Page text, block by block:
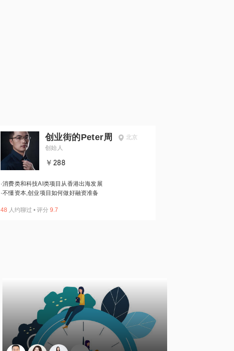
创业街的Peter周
北京
创始人
￥288
·消费类和科技AI类项目从香港出海发展
·不懂资本,创业项目如何做好融资准备
48 人约聊过 • 评分 9.7